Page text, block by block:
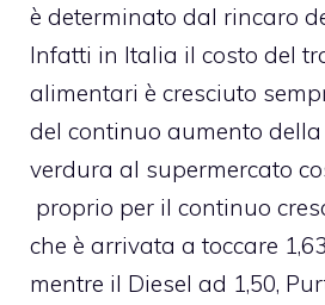
è determinato dal rincaro
Infatti in Italia il costo del
alimentari è cresciuto
del continuo aumento
verdura al supermercato
proprio per il continuo
che è arrivata a toccare
mentre il Diesel ad 1,50,